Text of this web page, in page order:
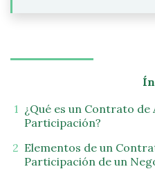
¿Qué es un Contrato de
Participación?
Elementos de un
Participación de un